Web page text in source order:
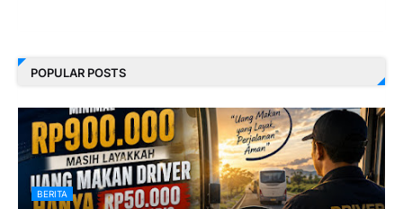
POPULAR POSTS
BERITA